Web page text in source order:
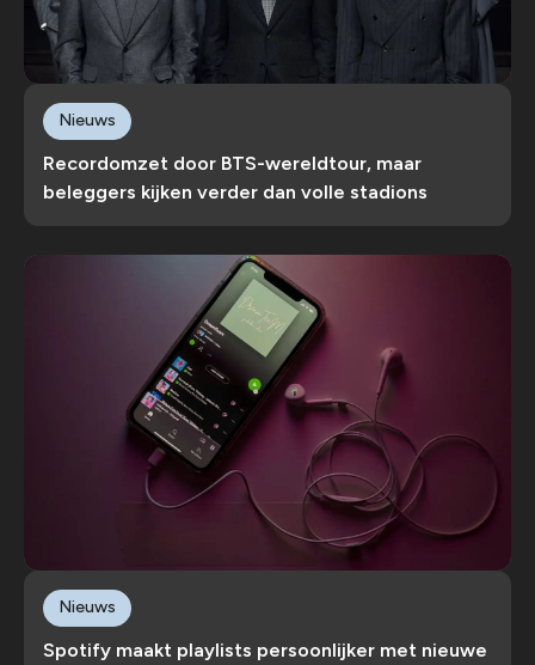
Recordomzet door BTS-wereldtour, maar
beleggers kijken verder dan volle stadions
Nieuws
Spotify maakt playlists persoonlijker met nieuwe
Nieuws